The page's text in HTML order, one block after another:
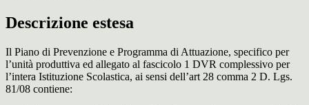
Descrizione estesa
Il Piano di Prevenzione e Programma di Attuazione, specifico per
l’unità produttiva ed allegato al fascicolo 1 DVR complessivo per
l’intera Istituzione Scolastica, ai sensi dell’art 28 comma 2 D. Lgs.
81/08 contiene: